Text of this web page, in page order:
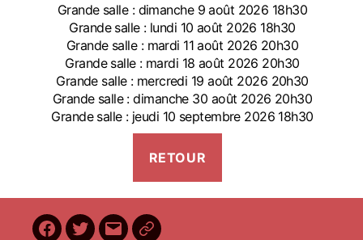
Grande salle : dimanche 9 août 2026 18h30
Grande salle : lundi 10 août 2026 18h30
Grande salle : mardi 11 août 2026 20h30
Grande salle : mardi 18 août 2026 20h30
Grande salle : mercredi 19 août 2026 20h30
Grande salle : dimanche 30 août 2026 20h30
Grande salle : jeudi 10 septembre 2026 18h30